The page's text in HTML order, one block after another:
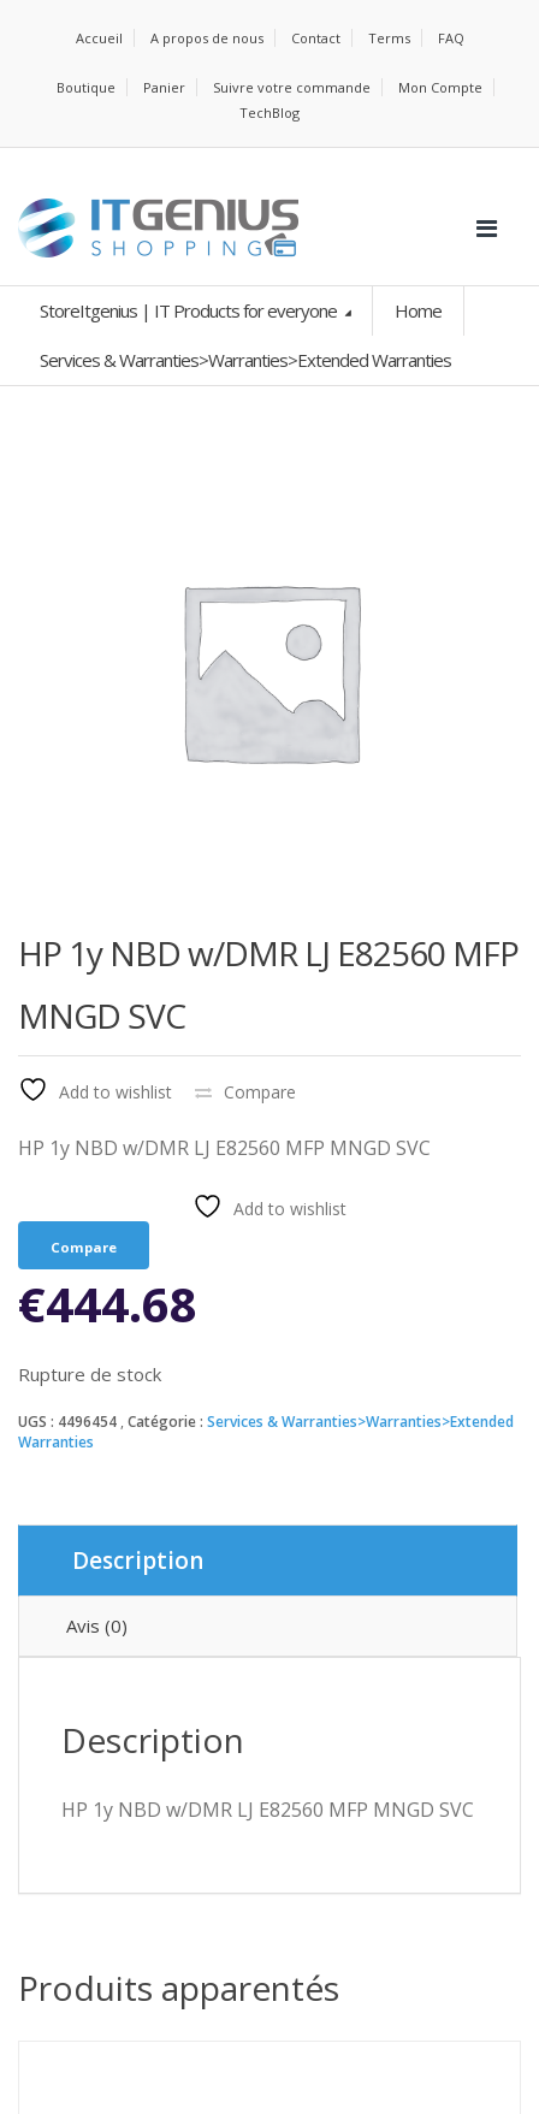
Accueil A propos de nous Contact Terms FAQ
Boutique Panier Suivre votre commande
Mon Compte
TechBlog
StoreItgenius | IT Products for everyone Home
Services & Warranties>Warranties>Extended Warranties
HP 1y NBD w/DMR LJ E82560 MFP
MNGD SVC
Add to wishlist Compare
HP 1y NBD w/DMR LJ E82560 MFP MNGD SVC
Add to wishlist
Compare
€444.68
Rupture de stock
UGS : 4496454 Catégorie : Services & Warranties>Warranties>Extended
Warranties
Description
Avis (0)
Description
HP 1y NBD w/DMR LJ E82560 MFP MNGD SVC
Produits apparentés